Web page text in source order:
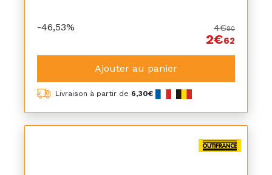
-46,53% 4€90
2€62
Ajouter au panier
Livraison à partir de 6,30€